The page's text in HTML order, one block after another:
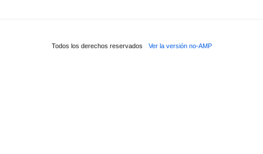
Todos los derechos reservados Ver la versión no-AMP